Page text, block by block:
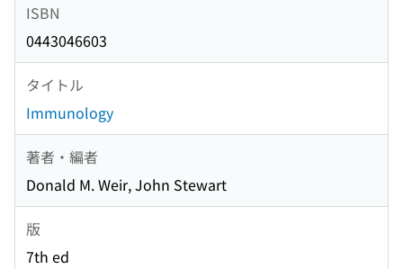
ISBN
0443046603
タイトル
Immunology
著者・編者
Donald M. Weir, John Stewart
版
7th ed